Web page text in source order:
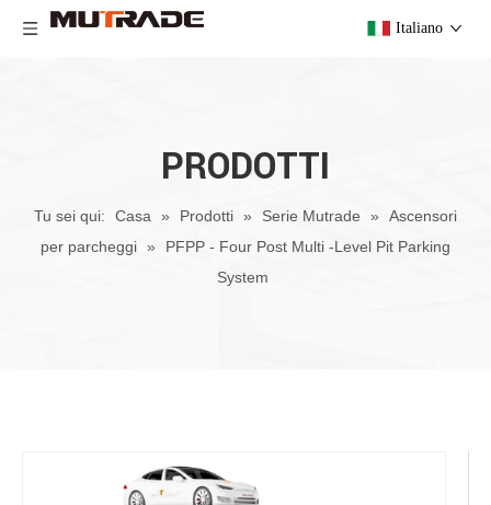
Italiano
PRODOTTI
Tu sei qui: Casa » Prodotti » Serie Mutrade » Ascensori
per parcheggi »
PFPP - Four Post Multi -Level Pit Parking
System